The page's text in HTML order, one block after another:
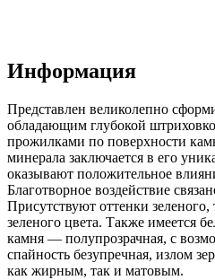
Информация
Представлен великолепно
обладающим глубокой
прожилками по поверхности
минерала заключается в его
оказывают положительное
Благотворное воздействие
Присутствуют оттенки зеленого,
зеленого цвета. Также имеется
камня — полупрозрачная, с
спайность безупречная, излом
как жирным, так и матовым.